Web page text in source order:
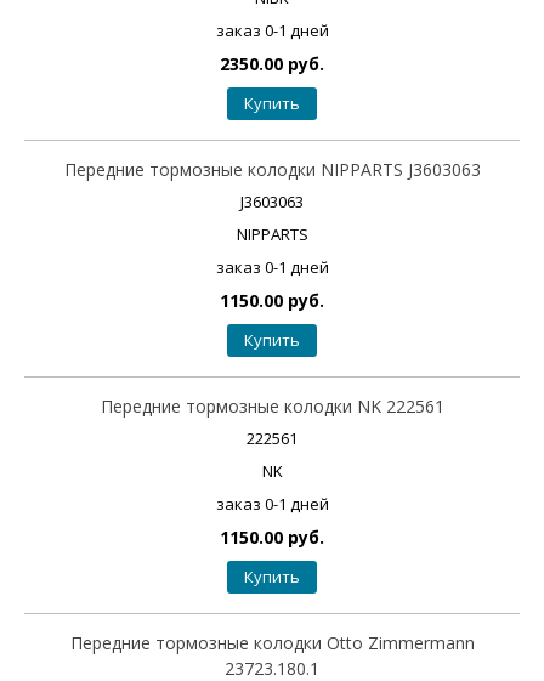
заказ 0-1 дней
2350.00 руб.
Купить
Передние тормозные колодки NIPPARTS J3603063
J3603063
NIPPARTS
заказ 0-1 дней
1150.00 руб.
Купить
Передние тормозные колодки NK 222561
222561
NK
заказ 0-1 дней
1150.00 руб.
Купить
Передние тормозные колодки Otto Zimmermann
23723.180.1